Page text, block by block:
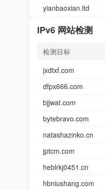
yianbaoxian.ltd
IPv6 网站检测
检测目标
jxdtxf.com
dfpx666.com
bjjwat.com
bytebravo.com
natashazinko.cn
jptcm.com
heblrkj0451.cn
hbniushang.com